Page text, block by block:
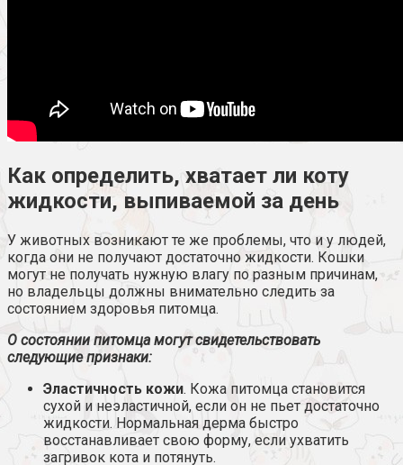
Как определить, хватает ли коту
жидкости, выпиваемой за день
У животных возникают те же проблемы, что и у людей,
когда они не получают достаточно жидкости. Кошки
могут не получать нужную влагу по разным причинам,
но владельцы должны внимательно следить за
состоянием здоровья питомца.
О состоянии питомца могут свидетельствовать
следующие признаки:
Эластичность кожи. Кожа питомца становится
сухой и неэластичной, если он не пьет достаточно
жидкости. Нормальная дерма быстро
восстанавливает свою форму, если ухватить
загривок кота и потянуть.